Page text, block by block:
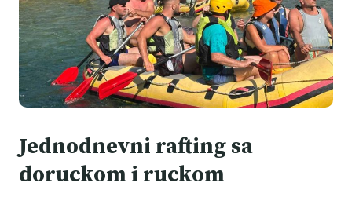
Jednodnevni rafting sa
doruckom i ruckom